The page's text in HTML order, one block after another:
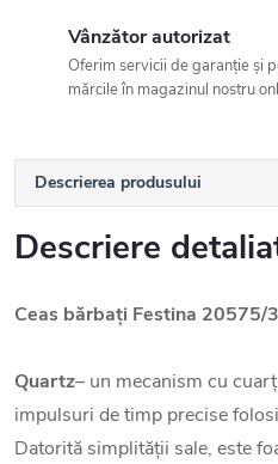
Vânzător autorizat
Oferim servicii de garanție și
mărcile în magazinul nostru
Descrierea produsului
Descriere
Ceas bărbați Festina 20575/3
Quartz– un mecanism cu
impulsuri de timp precise
Datorită simplității sale, este